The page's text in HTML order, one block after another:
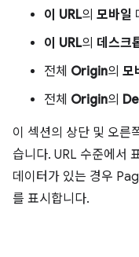
이 URL의 모바일
이 URL의 데스크
전체 Origin의 모
전체 Origin의
이 섹션의 상단 및 오른
습니다. URL 수준에서
데이터가 있는 경우
를 표시합니다.